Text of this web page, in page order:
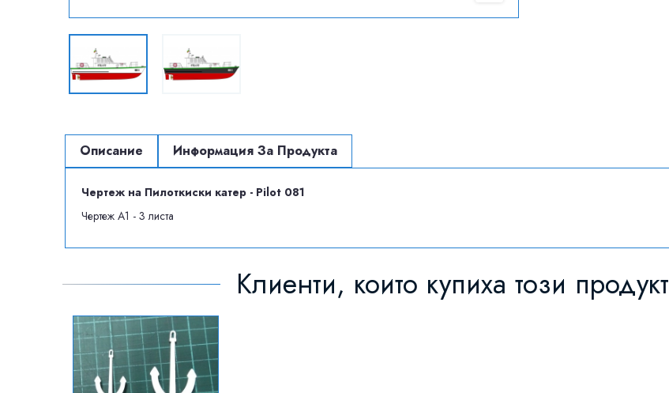
Описание Информация За Продукта
Чертеж на Пилоткиски катер - Pilot 081
Чертеж А1 - 3 листа
Клиенти, които купиха този продукт